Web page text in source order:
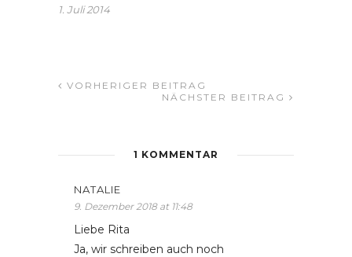
1. Juli 2014
VORHERIGER BEITRAG
NÄCHSTER BEITRAG
1 KOMMENTAR
NATALIE
9. Dezember 2018 at 11:48
Liebe Rita
Ja, wir schreiben auch noch